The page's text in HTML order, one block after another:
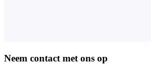
Neem contact met ons op